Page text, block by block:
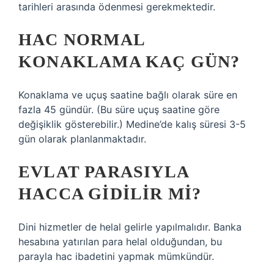
tarihleri ​​arasında ödenmesi gerekmektedir.
HAC NORMAL
KONAKLAMA KAÇ GÜN?
Konaklama ve uçuş saatine bağlı olarak süre en
fazla 45 gündür. (Bu süre uçuş saatine göre
değişiklik gösterebilir.) Medine’de kalış süresi 3-5
gün olarak planlanmaktadır.
EVLAT PARASIYLA
HACCA GIDILIR MI?
Dini hizmetler de helal gelirle yapılmalıdır. Banka
hesabına yatırılan para helal olduğundan, bu
parayla hac ibadetini yapmak mümkündür.